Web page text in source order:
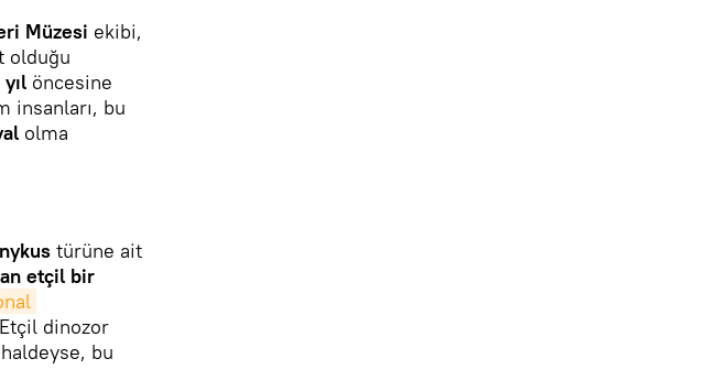
Müzesi ekibi,
olduğu
öncesine
insanları, bu
olma
türüne ait
etçil bir
dinozor
bu